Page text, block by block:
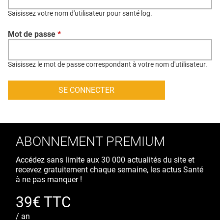
CONTACT
CRÉDITS
Saisissez votre nom d'utilisateur pour santé log.
Mot de passe *
Saisissez le mot de passe correspondant à votre nom d'utilisateur.
ABONNEMENT PREMIUM
Accédez sans limite aux 30 000 actualités du site et
recevez gratuitement chaque semaine, les actus Santé
à ne pas manquer !
39€ TTC
/ an